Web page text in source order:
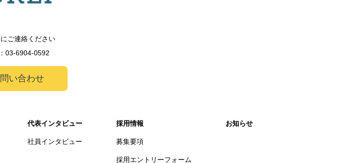
ご連絡ください
03-6904-0592
い合わせ
代表インタビュー
社員インタビュー
採用情報
募集要項
採用エントリーフォーム
お知らせ